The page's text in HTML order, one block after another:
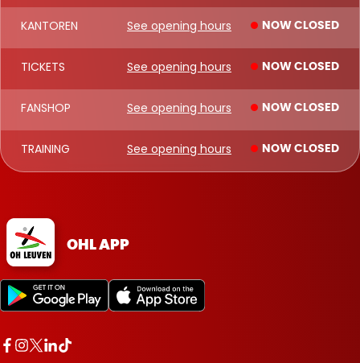
KANTOREN See opening hours NOW CLOSED
TICKETS See opening hours NOW CLOSED
FANSHOP See opening hours NOW CLOSED
TRAINING See opening hours NOW CLOSED
OHL APP